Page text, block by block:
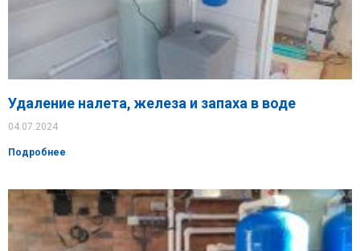
Удаление налета, железа и запаха в воде
04.07.2024
Подробнее